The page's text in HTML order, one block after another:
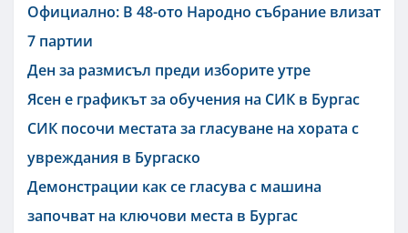
Официално: В 48-ото Народно събрание влизат
7 партии
Ден за размисъл преди изборите утре
Ясен е графикът за обучения на СИК в Бургас
СИК посочи местата за гласуване на хората с
увреждания в Бургаско
Демонстрации как се гласува с машина
започват на ключови места в Бургас